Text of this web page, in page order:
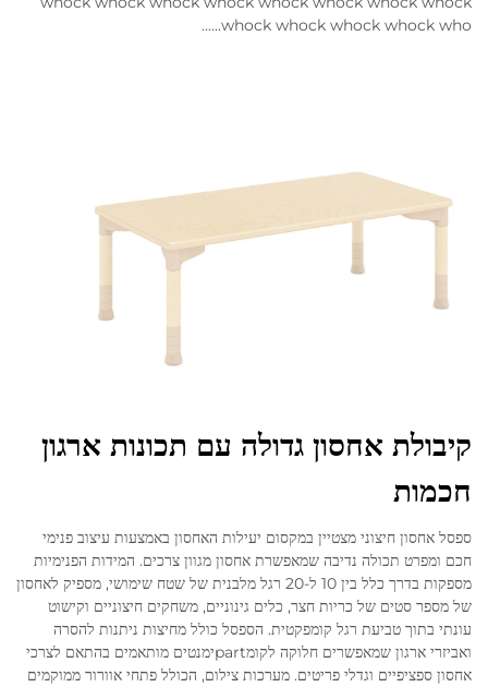
whock whock whock whock who......
קיבולת אחסון גדולה עם תכונות ארגון
חכמות
ספסל אחסון חיצוני מצטיין במקסום יעילות האחסון באמצעות עיצוב פנימי
חכם ומפרט תכולה נדיבה שמאפשרת אחסון מגוון צרכים. המידות הפנימיות
מספקות בדרך כלל בין 10 ל-20 רגל מלבנית של שטח שימושי, מספיק לאחסון
של מספר סטים של כריות חצר, כלים גינוניים, משחקים חיצוניים וקישוט
עונתי בתוך טביעת רגל קומפקטית. הספסל כולל מחיצות ניתנות להסרה
ואביזרי ארגון שמאפשרים חלוקה לקומpartימנטים מותאמים בהתאם לצרכי
אחסון ספציפיים וגדלי פריטים. מערכות צילום, הכולל פתחי אוורור ממוקמים